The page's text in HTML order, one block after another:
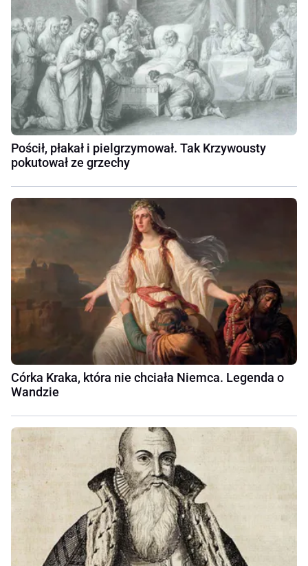
Pościł, płakał i pielgrzymował. Tak Krzywousty
pokutował ze grzechy
Córka Kraka, która nie chciała Niemca. Legenda o
Wandzie